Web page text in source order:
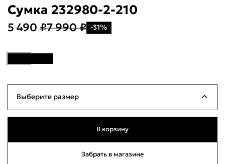
Сумка 232980-2-210
5 490 ₽7 990 ₽ -31%
Выберите размер
В корзину
Забрать в магазине
5
Войти или
Milana IDПо паролю
Укажите свой город